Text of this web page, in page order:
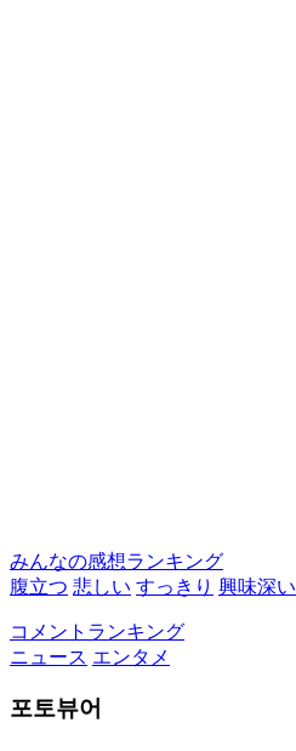
みんなの感想ランキング
腹立つ 悲しい すっきり 興味深い
コメントランキング
ニュース エンタメ
포토뷰어